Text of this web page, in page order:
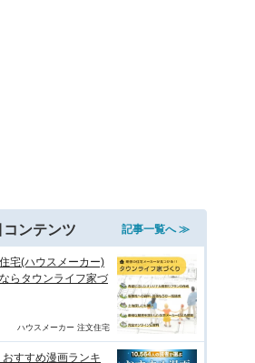
コンテンツ 記事一覧へ ≫
宅(ハウスメーカー)
らタウンライフ家づ
ハウスメーカー 注文住宅
おすすめ漫画ランキ